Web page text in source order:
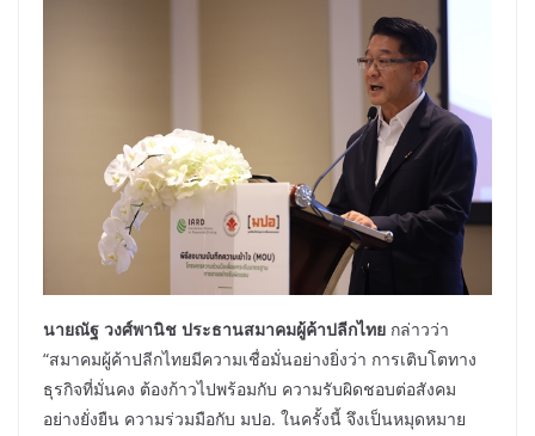
นายณัฐ วงศ์พานิช ประธานสมาคมผู้ค้าปลีกไทย กล่าวว่า
“สมาคมผู้ค้าปลีกไทยมีความเชื่อมั่นอย่างยิ่งว่า การเติบโตทาง
ธุรกิจที่มั่นคง ต้องก้าวไปพร้อมกับ ความรับผิดชอบต่อสังคม
อย่างยั่งยืน ความร่วมมือกับ มปอ. ในครั้งนี้ จึงเป็นหมุดหมาย